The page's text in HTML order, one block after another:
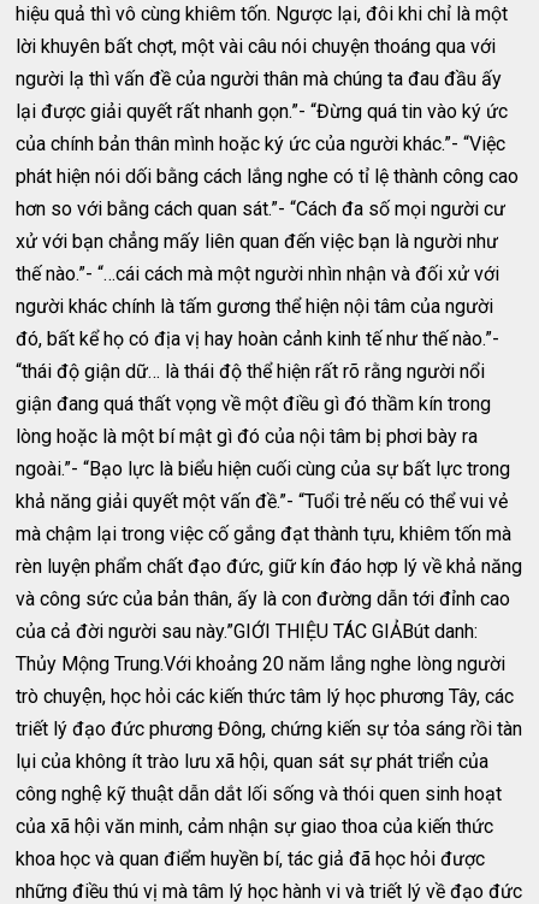
hiệu quả thì vô cùng khiêm tốn. Ngược lại, đôi khi chỉ là một
lời khuyên bất chợt, một vài câu nói chuyện thoáng qua với
người lạ thì vấn đề của người thân mà chúng ta đau đầu ấy
lại được giải quyết rất nhanh gọn.”- “Đừng quá tin vào ký ức
của chính bản thân mình hoặc ký ức của người khác.”- “Việc
phát hiện nói dối bằng cách lắng nghe có tỉ lệ thành công cao
hơn so với bằng cách quan sát.”- “Cách đa số mọi người cư
xử với bạn chẳng mấy liên quan đến việc bạn là người như
thế nào.”- “…cái cách mà một người nhìn nhận và đối xử với
người khác chính là tấm gương thể hiện nội tâm của người
đó, bất kể họ có địa vị hay hoàn cảnh kinh tế như thế nào.”-
“thái độ giận dữ… là thái độ thể hiện rất rõ rằng người nổi
giận đang quá thất vọng về một điều gì đó thầm kín trong
lòng hoặc là một bí mật gì đó của nội tâm bị phơi bày ra
ngoài.”- “Bạo lực là biểu hiện cuối cùng của sự bất lực trong
khả năng giải quyết một vấn đề.”- “Tuổi trẻ nếu có thể vui vẻ
mà chậm lại trong việc cố gắng đạt thành tựu, khiêm tốn mà
rèn luyện phẩm chất đạo đức, giữ kín đáo hợp lý về khả năng
và công sức của bản thân, ấy là con đường dẫn tới đỉnh cao
của cả đời người sau này.”GIỚI THIỆU TÁC GIẢBút danh:
Thủy Mộng Trung.Với khoảng 20 năm lắng nghe lòng người
trò chuyện, học hỏi các kiến thức tâm lý học phương Tây, các
triết lý đạo đức phương Đông, chứng kiến sự tỏa sáng rồi tàn
lụi của không ít trào lưu xã hội, quan sát sự phát triển của
công nghệ kỹ thuật dẫn dắt lối sống và thói quen sinh hoạt
của xã hội văn minh, cảm nhận sự giao thoa của kiến thức
khoa học và quan điểm huyền bí, tác giả đã học hỏi được
những điều thú vị mà tâm lý học hành vi và triết lý về đạo đức